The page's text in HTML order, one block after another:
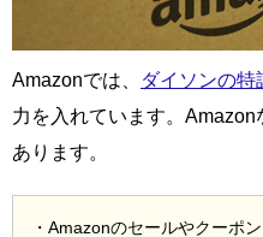
Amazonでは、 ダイソンの特
力を入れています。
あります。
・Amazonのセールやクーポン